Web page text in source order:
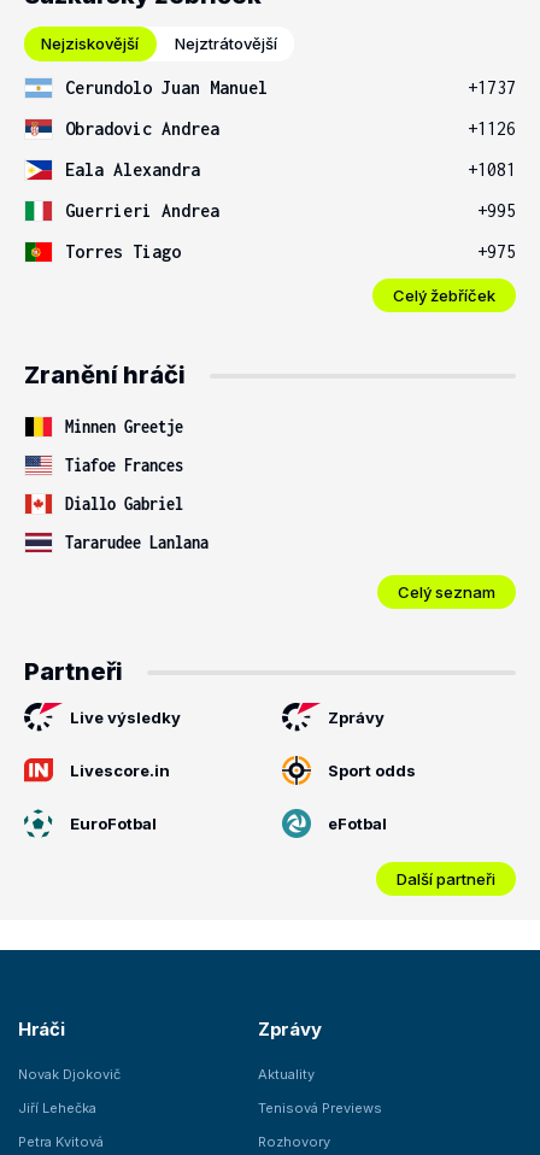
Nejziskovější Nejztrátovější
Cerundolo Juan Manuel
+1737
Obradovic Andrea
+1126
Eala Alexandra
+1081
Guerrieri Andrea
+995
Torres Tiago
+975
Celý žebříček
Zranění hráči
Minnen Greetje
Tiafoe Frances
Diallo Gabriel
Tararudee Lanlana
Celý seznam
Partneři
Live výsledky Zprávy
Livescore.in Sport odds
EuroFotbal eFotbal
Další partneři
Hráči
Novak Djokovič
Jiří Lehečka
Petra Kvitová
Zprávy
Aktuality
Tenisová Previews
Rozhovory